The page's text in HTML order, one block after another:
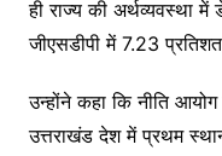
ही राज्य की अर्थव्यवस्था
जीएसडीपी में 7.23
उन्होंने कहा कि नीति
उत्तराखंड देश में प्रथम